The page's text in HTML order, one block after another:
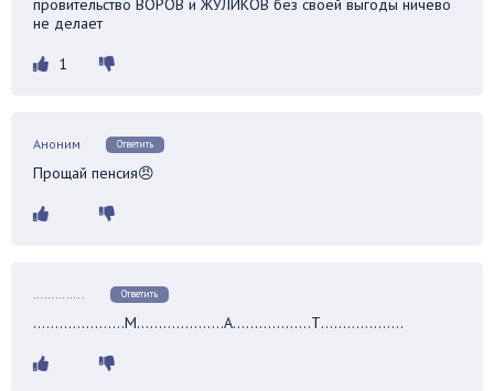
провительство ВОРОВ и ЖУЛИКОВ без своей выгоды ничево
не делает
1
Аноним Ответить
Прощай пенсия😠
Ответить
…………………М………………..А………………Т……………….